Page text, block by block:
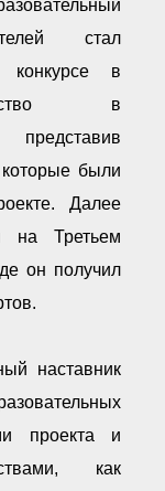
стал
конкурсе в
в
которые были
Далее
на Третьем
он получил
наставник
проекта и
как